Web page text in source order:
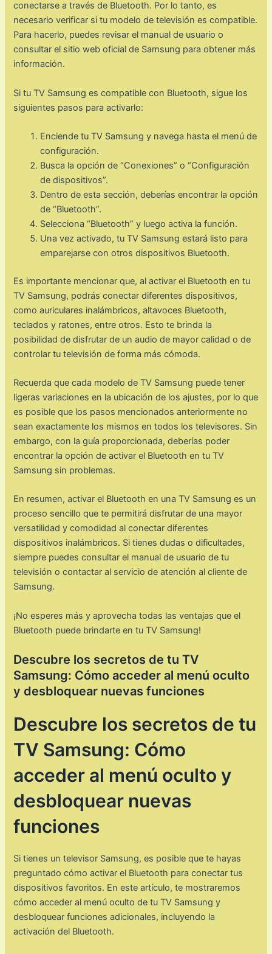
conectarse a través de Bluetooth. Por lo tanto, es
necesario verificar si tu modelo de televisión es compatible.
Para hacerlo, puedes revisar el manual de usuario o
consultar el sitio web oficial de Samsung para obtener más
información.
Si tu TV Samsung es compatible con Bluetooth, sigue los
siguientes pasos para activarlo:
Enciende tu TV Samsung y navega hasta el menú de
configuración.
Busca la opción de “Conexiones” o “Configuración
de dispositivos”.
Dentro de esta sección, deberías encontrar la opción
de “Bluetooth”.
Selecciona “Bluetooth” y luego activa la función.
Una vez activado, tu TV Samsung estará listo para
emparejarse con otros dispositivos Bluetooth.
Es importante mencionar que, al activar el Bluetooth en tu
TV Samsung, podrás conectar diferentes dispositivos,
como auriculares inalámbricos, altavoces Bluetooth,
teclados y ratones, entre otros. Esto te brinda la
posibilidad de disfrutar de un audio de mayor calidad o de
controlar tu televisión de forma más cómoda.
Recuerda que cada modelo de TV Samsung puede tener
ligeras variaciones en la ubicación de los ajustes, por lo que
es posible que los pasos mencionados anteriormente no
sean exactamente los mismos en todos los televisores. Sin
embargo, con la guía proporcionada, deberías poder
encontrar la opción de activar el Bluetooth en tu TV
Samsung sin problemas.
En resumen, activar el Bluetooth en una TV Samsung es un
proceso sencillo que te permitirá disfrutar de una mayor
versatilidad y comodidad al conectar diferentes
dispositivos inalámbricos. Si tienes dudas o dificultades,
siempre puedes consultar el manual de usuario de tu
televisión o contactar al servicio de atención al cliente de
Samsung.
¡No esperes más y aprovecha todas las ventajas que el
Bluetooth puede brindarte en tu TV Samsung!
Descubre los secretos de tu TV
Samsung: Cómo acceder al menú oculto
y desbloquear nuevas funciones
Descubre los secretos de tu
TV Samsung: Cómo
acceder al menú oculto y
desbloquear nuevas
funciones
Si tienes un televisor Samsung, es posible que te hayas
preguntado cómo activar el Bluetooth para conectar tus
dispositivos favoritos. En este artículo, te mostraremos
cómo acceder al menú oculto de tu TV Samsung y
desbloquear funciones adicionales, incluyendo la
activación del Bluetooth.